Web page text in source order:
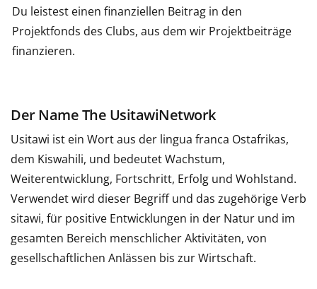
Du leistest einen finanziellen Beitrag in den
Projektfonds des Clubs, aus dem wir Projektbeiträge
finanzieren.
Der Name The UsitawiNetwork
Usitawi ist ein Wort aus der lingua franca Ostafrikas,
dem Kiswahili, und bedeutet Wachstum,
Weiterentwicklung, Fortschritt, Erfolg und Wohlstand.
Verwendet wird dieser Begriff und das zugehörige Verb
sitawi, für positive Entwicklungen in der Natur und im
gesamten Bereich menschlicher Aktivitäten, von
gesellschaftlichen Anlässen bis zur Wirtschaft.